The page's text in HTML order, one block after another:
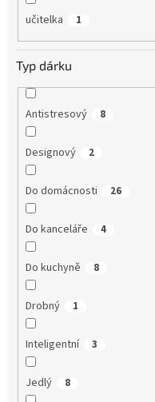
učitelka 1
Typ dárku
Antistresový 8
Designový 2
Do domácnosti 26
Do kanceláře 4
Do kuchyně 8
Drobný 1
Inteligentní 3
Jedlý 8